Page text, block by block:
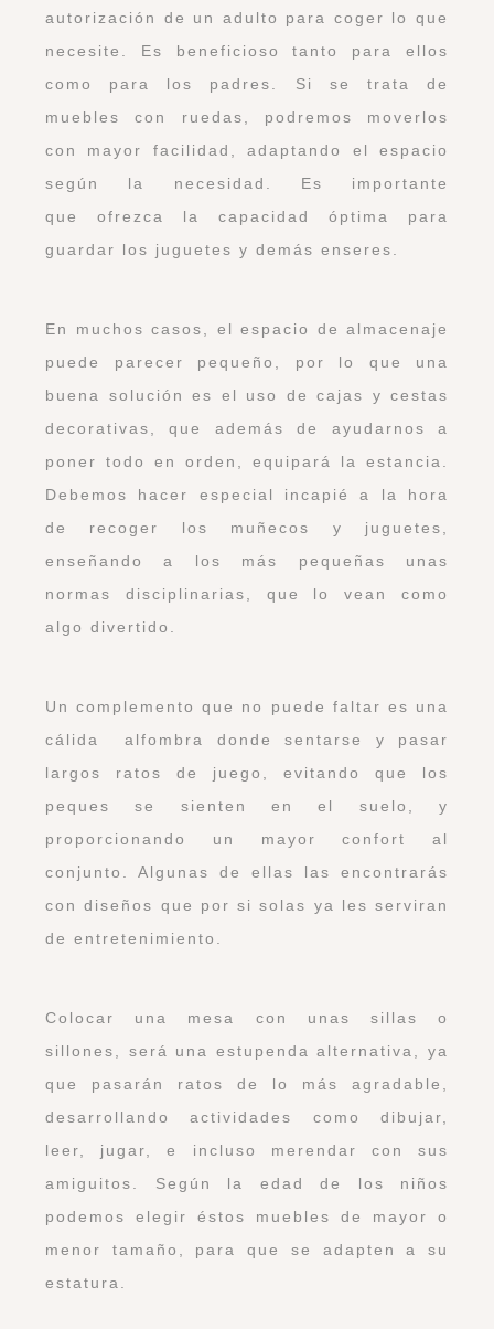
autorización de un adulto para coger lo que
necesite. Es beneficioso tanto para ellos
como para los padres. Si se trata de
muebles con ruedas, podremos moverlos
con mayor facilidad, adaptando el espacio
según la necesidad. Es importante
que ofrezca la capacidad óptima para
guardar los juguetes y demás enseres.
En muchos casos, el espacio de almacenaje
puede parecer pequeño, por lo que una
buena solución es el uso de cajas y cestas
decorativas, que además de ayudarnos a
poner todo en orden, equipará la estancia.
Debemos hacer especial incapié a la hora
de recoger los muñecos y juguetes,
enseñando a los más pequeñas unas
normas disciplinarias, que lo vean como
algo divertido.
Un complemento que no puede faltar es una
cálida alfombra donde sentarse y pasar
largos ratos de juego, evitando que los
peques se sienten en el suelo, y
proporcionando un mayor confort al
conjunto. Algunas de ellas las encontrarás
con diseños que por si solas ya les serviran
de entretenimiento.
Colocar una mesa con unas sillas o
sillones, será una estupenda alternativa, ya
que pasarán ratos de lo más agradable,
desarrollando actividades como dibujar,
leer, jugar, e incluso merendar con sus
amiguitos. Según la edad de los niños
podemos elegir éstos muebles de mayor o
menor tamaño, para que se adapten a su
estatura.